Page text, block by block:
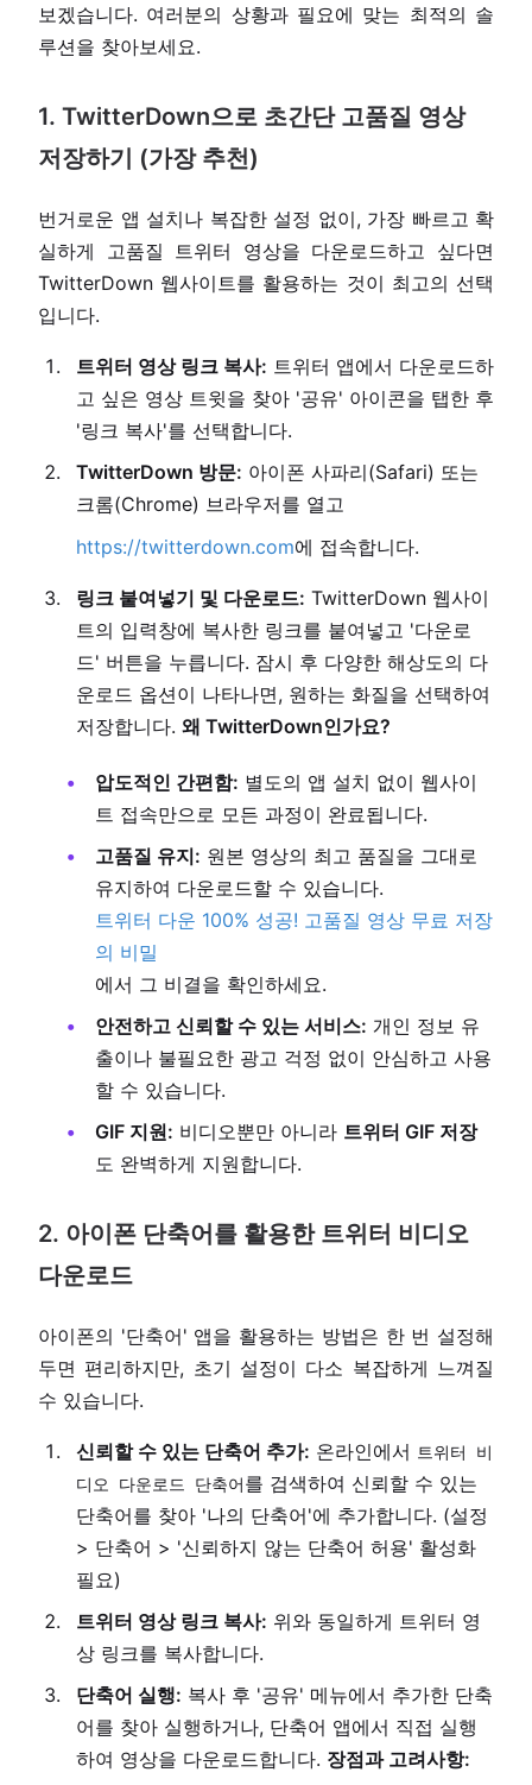
보겠습니다. 여러분의 상황과 필요에 맞는 최적의 솔
루션을 찾아보세요.
1. TwitterDown으로 초간단 고품질 영상
저장하기 (가장 추천)
번거로운 앱 설치나 복잡한 설정 없이, 가장 빠르고 확
실하게 고품질 트위터 영상을 다운로드하고 싶다면
TwitterDown 웹사이트를 활용하는 것이 최고의 선택
입니다.
트위터 영상 링크 복사: 트위터 앱에서 다운로드하
고 싶은 영상 트윗을 찾아 '공유' 아이콘을 탭한 후
'링크 복사'를 선택합니다.
TwitterDown 방문: 아이폰 사파리(Safari) 또는
크롬(Chrome) 브라우저를 열고
https://twitterdown.com에 접속합니다.
링크 붙여넣기 및 다운로드: TwitterDown 웹사이
트의 입력창에 복사한 링크를 붙여넣고 '다운로
드' 버튼을 누릅니다. 잠시 후 다양한 해상도의 다
운로드 옵션이 나타나면, 원하는 화질을 선택하여
저장합니다. 왜 TwitterDown인가요?
압도적인 간편함: 별도의 앱 설치 없이 웹사이
트 접속만으로 모든 과정이 완료됩니다.
고품질 유지: 원본 영상의 최고 품질을 그대로
유지하여 다운로드할 수 있습니다.
트위터 다운 100% 성공! 고품질 영상 무료 저장
의 비밀
에서 그 비결을 확인하세요.
안전하고 신뢰할 수 있는 서비스: 개인 정보 유
출이나 불필요한 광고 걱정 없이 안심하고 사용
할 수 있습니다.
GIF 지원: 비디오뿐만 아니라 트위터 GIF 저장
도 완벽하게 지원합니다.
2. 아이폰 단축어를 활용한 트위터 비디오
다운로드
아이폰의 '단축어' 앱을 활용하는 방법은 한 번 설정해
두면 편리하지만, 초기 설정이 다소 복잡하게 느껴질
수 있습니다.
신뢰할 수 있는 단축어 추가: 온라인에서 트위터 비
디오 다운로드 단축어를 검색하여 신뢰할 수 있는
단축어를 찾아 '나의 단축어'에 추가합니다. (설정
> 단축어 > '신뢰하지 않는 단축어 허용' 활성화
필요)
트위터 영상 링크 복사: 위와 동일하게 트위터 영
상 링크를 복사합니다.
단축어 실행: 복사 후 '공유' 메뉴에서 추가한 단축
어를 찾아 실행하거나, 단축어 앱에서 직접 실행
하여 영상을 다운로드합니다. 장점과 고려사항: